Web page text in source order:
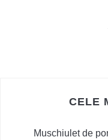
CELE
Muschiulet de